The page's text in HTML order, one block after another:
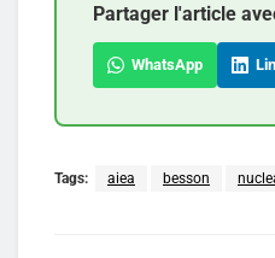
Partager l'article
WhatsApp
Tags: aiea besson